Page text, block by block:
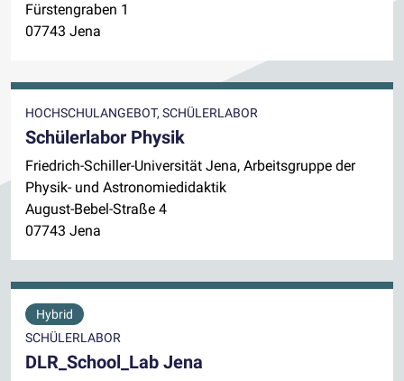
Fürstengraben 1
07743 Jena
HOCHSCHULANGEBOT, SCHÜLERLABOR
Schülerlabor Physik
Friedrich-Schiller-Universität Jena, Arbeitsgruppe der
Physik- und Astronomiedidaktik
August-Bebel-Straße 4
07743 Jena
Hybrid
SCHÜLERLABOR
DLR_School_Lab Jena